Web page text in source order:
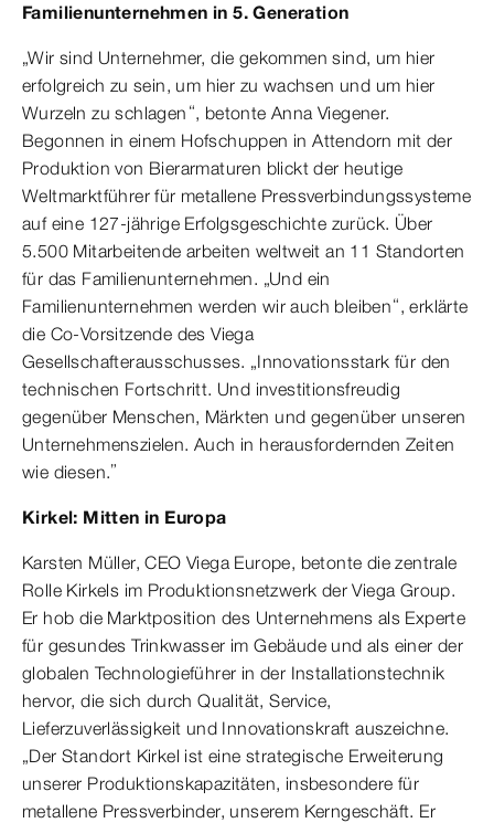
Familienunternehmen in 5. Generation
„Wir sind Unternehmer, die gekommen sind, um hier
erfolgreich zu sein, um hier zu wachsen und um hier
Wurzeln zu schlagen“, betonte Anna Viegener.
Begonnen in einem Hofschuppen in Attendorn mit der
Produktion von Bierarmaturen blickt der heutige
Weltmarktführer für metallene Pressverbindungssysteme
auf eine 127-jährige Erfolgsgeschichte zurück. Über
5.500 Mitarbeitende arbeiten weltweit an 11 Standorten
für das Familienunternehmen. „Und ein
Familienunternehmen werden wir auch bleiben“, erklärte
die Co-Vorsitzende des Viega
Gesellschafterausschusses. „Innovationsstark für den
technischen Fortschritt. Und investitionsfreudig
gegenüber Menschen, Märkten und gegenüber unseren
Unternehmenszielen. Auch in herausfordernden Zeiten
wie diesen.”
Kirkel: Mitten in Europa
Karsten Müller, CEO Viega Europe, betonte die zentrale
Rolle Kirkels im Produktionsnetzwerk der Viega Group.
Er hob die Marktposition des Unternehmens als Experte
für gesundes Trinkwasser im Gebäude und als einer der
globalen Technologieführer in der Installationstechnik
hervor, die sich durch Qualität, Service,
Lieferzuverlässigkeit und Innovationskraft auszeichne.
„Der Standort Kirkel ist eine strategische Erweiterung
unserer Produktionskapazitäten, insbesondere für
metallene Pressverbinder, unserem Kerngeschäft. Er